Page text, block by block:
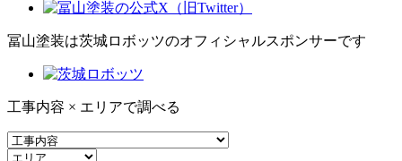
冨山塗装は茨城ロボッツのオフィシャルスポンサーです
工事内容 × エリアで調べる